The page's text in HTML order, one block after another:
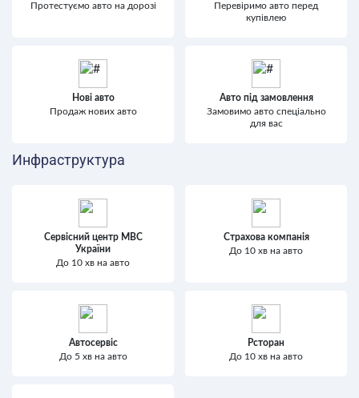
Протестуємо авто на дорозі
Перевіримо авто перед
купівлею
Нові авто
Продаж нових авто
Авто під замовлення
Замовимо авто спеціально
для вас
Инфраструктура
Сервісний центр МВС
України
До 10 хв на авто
Страхова компанія
До 10 хв на авто
Автосервіс
До 5 хв на авто
Рсторан
До 10 хв на авто